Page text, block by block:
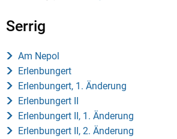
Serrig
Serrig
Am Nepol
Erlenbungert
Erlenbungert, 1. Änderung
Erlenbungert II
Erlenbungert II, 1. Änderung
Erlenbungert II, 2. Änderung